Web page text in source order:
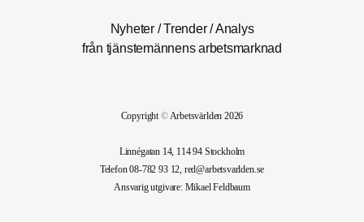
Nyheter / Trender / Analys
från tjänstemännens arbetsmarknad
Copyright©Arbetsvärlden 2026
Linnégatan 14, 114 94 Stockholm
Telefon 08-782 93 12, red@arbetsvarlden.se
Ansvarig utgivare: Mikael Feldbaum